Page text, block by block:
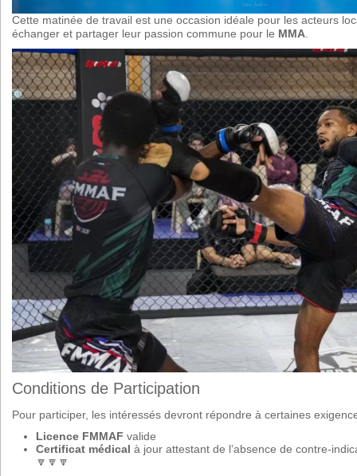
Cette matinée de travail est une occasion idéale pour les acteurs
échanger et partager leur passion commune pour le MMA
Conditions de Participation
Pour participer, les intéressés devront répondre à certaines
Licence FMMAF valide
Certificat médical à jour attestant de l’absence de contre-
🔽🔽🔽